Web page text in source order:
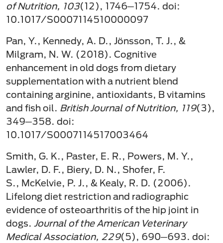
of Nutrition, 103(12), 1746─1754. doi:
10.1017/S0007114510000097
Pan, Y., Kennedy, A. D., Jönsson, T. J., &
Milgram, N. W. (2018). Cognitive
enhancement in old dogs from dietary
supplementation with a nutrient blend
containing arginine, antioxidants, B vitamins
and fish oil. British Journal of Nutrition, 119(3),
349─358. doi:
10.1017/S0007114517003464
Smith, G. K., Paster, E. R., Powers, M. Y.,
Lawler, D. F., Biery, D. N., Shofer, F.
S., McKelvie, P. J., & Kealy, R. D. (2006).
Lifelong diet restriction and radiographic
evidence of osteoarthritis of the hip joint in
dogs. Journal of the American Veterinary
Medical Association, 229(5), 690─693. doi: